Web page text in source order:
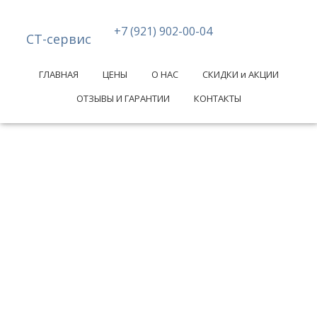
СТ-сервис +7 (921) 902-00-04
ГЛАВНАЯ ЦЕНЫ О НАС
СКИДКИ и АКЦИИ
ОТЗЫВЫ И ГАРАНТИИ
КОНТАКТЫ